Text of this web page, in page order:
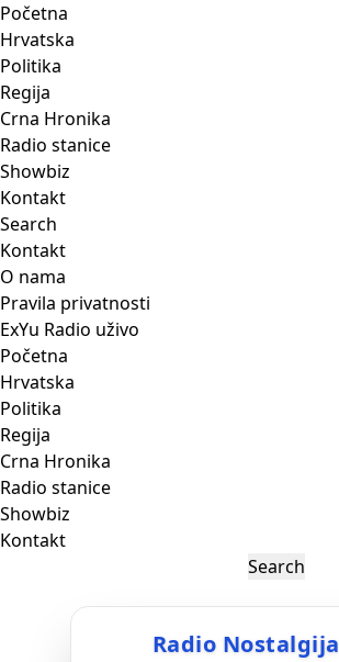
Početna
Hrvatska
Politika
Regija
Crna Hronika
Radio stanice
Showbiz
Kontakt
Search
Kontakt
O nama
Pravila privatnosti
ExYu Radio uživo
Početna
Hrvatska
Politika
Regija
Crna Hronika
Radio stanice
Showbiz
Kontakt
Radio Nostalgija